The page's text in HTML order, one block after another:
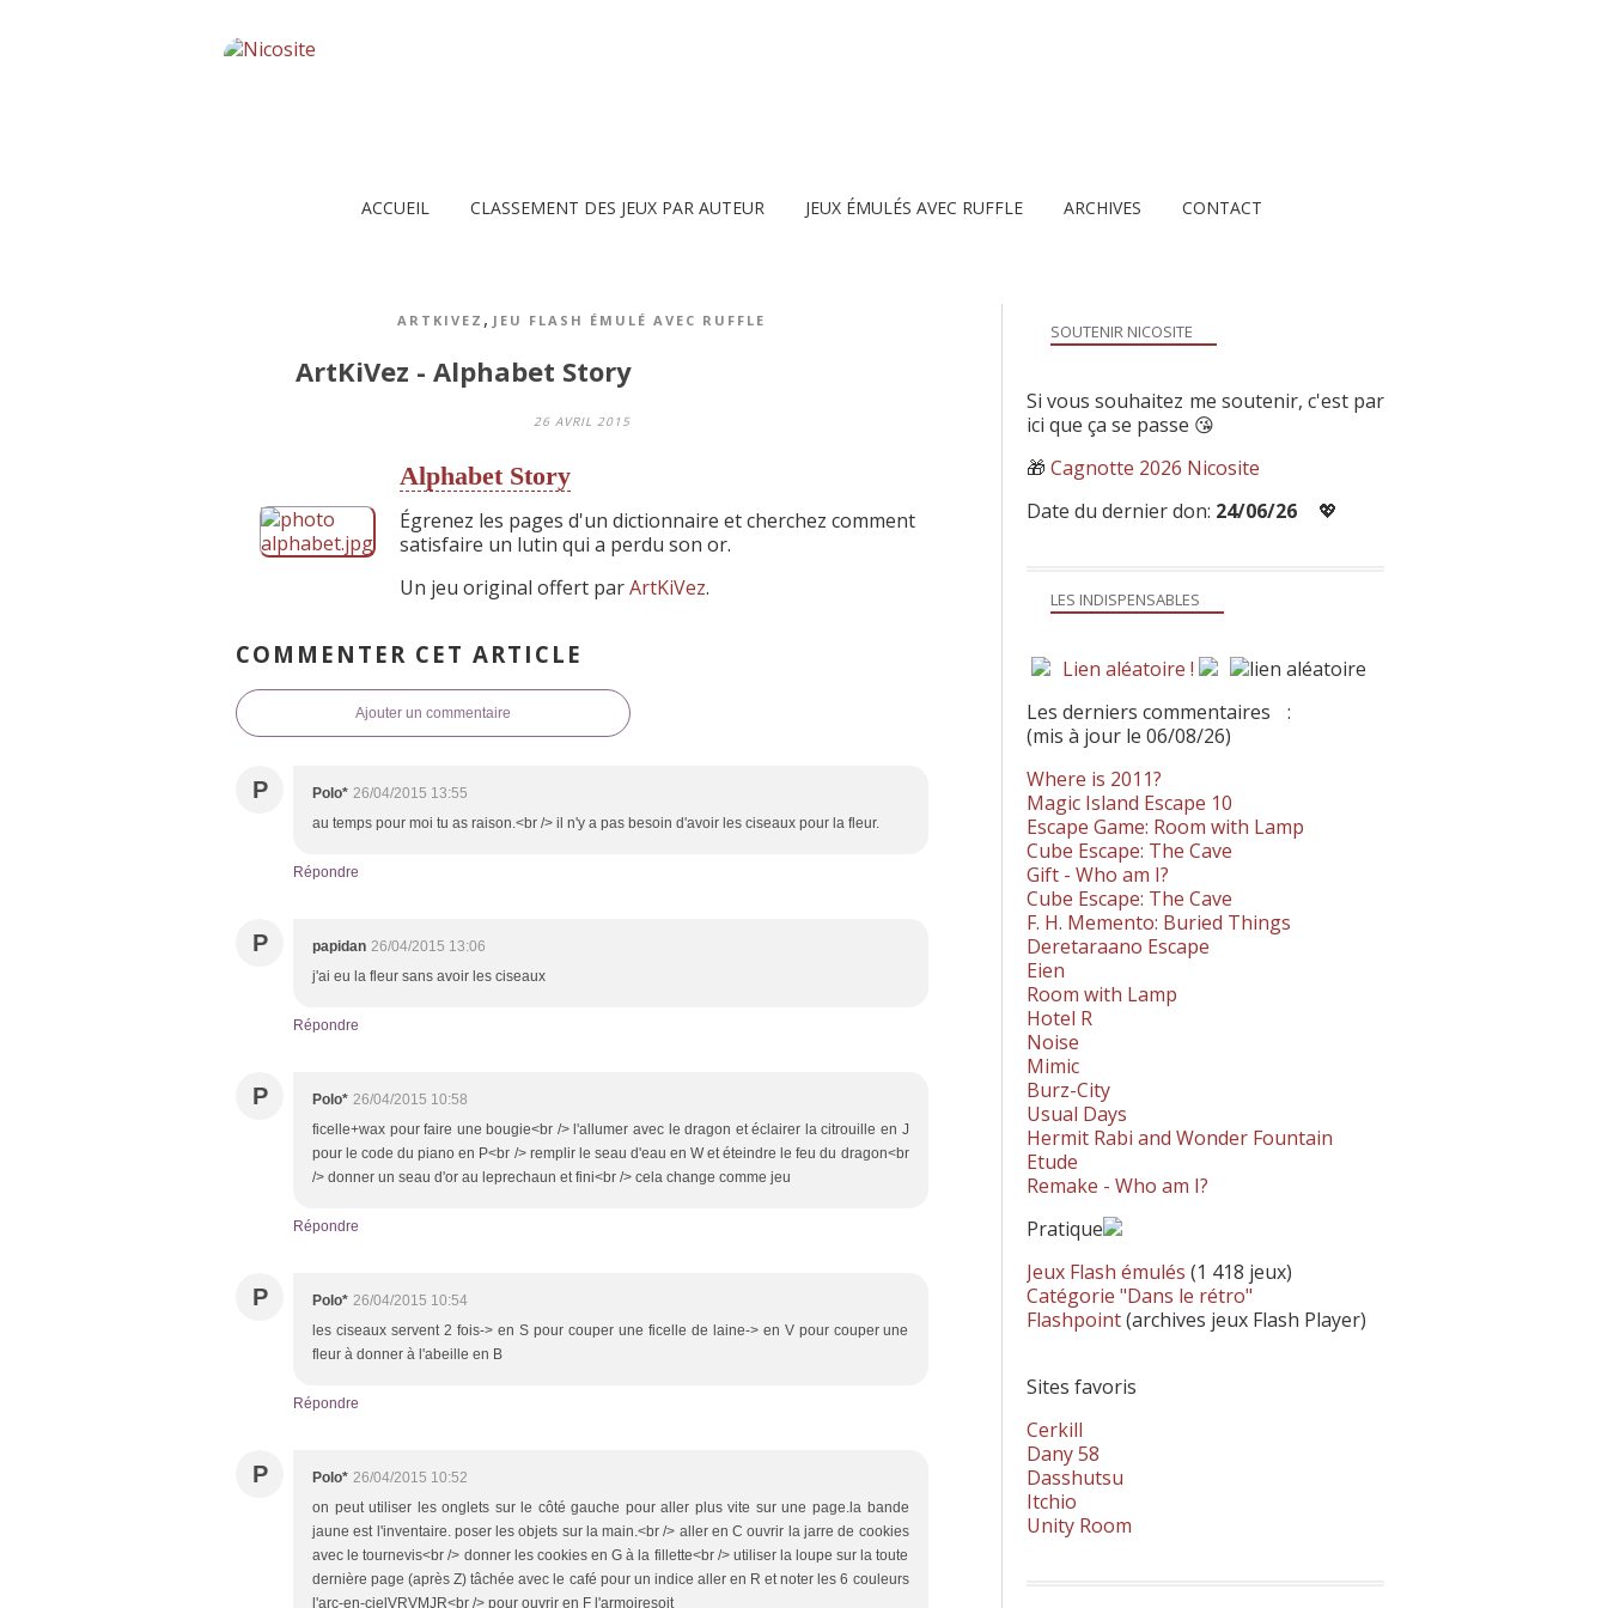
ACCUEIL CLASSEMENT DES JEUX PAR AUTEUR JEUX ÉMULÉS AVEC RUFFLE ARCHIVES CONTACT
ARTKIVEZ , JEU FLASH ÉMULÉ AVEC RUFFLE
ArtKiVez - Alphabet Story
26 AVRIL 2015
Alphabet Story
Égrenez les pages d'un dictionnaire et cherchez comment
satisfaire un lutin qui a perdu son or.
Un jeu original offert parArtKiVez.
COMMENTER CET ARTICLE
Ajouter un commentaire
P Polo* 26/04/2015 13:55
au temps pour moi tu as raison.<br /> il n'y a pas besoin d'avoir les ciseaux pour la fleur.
Répondre
P papidan 26/04/2015 13:06
j'ai eu la fleur sans avoir les ciseaux
Répondre
P Polo* 26/04/2015 10:58
ficelle+wax pour faire une bougie<br /> l'allumer avec le dragon et éclairer la citrouille en J
pour le code du piano en P<br /> remplir le seau d'eau en W et éteindre le feu du dragon<br
/> donner un seau d'or au leprechaun et fini<br /> cela change comme jeu
Répondre
P Polo* 26/04/2015 10:54
les ciseaux servent 2 fois-> en S pour couper une ficelle de laine-> en V pour couper une
fleur à donner à l'abeille en B
Répondre
P Polo* 26/04/2015 10:52
on peut utiliser les onglets sur le côté gauche pour aller plus vite sur une page.la bande
jaune est l'inventaire. poser les objets sur la main.<br /> aller en C ouvrir la jarre de cookies
avec le tournevis<br /> donner les cookies en G à la fillette<br /> utiliser la loupe sur la toute
dernière page (après Z) tâchée avec le café pour un indice aller en R et noter les 6 couleurs
l'arc-en-cielVRVMJR<br /> pour ouvrir en F l'armoiresoit
LES INDISPENSABLES
Lien aléatoire !
Les derniers commentaires
:
(mis à jour le 06/08/26)
Where is 2011?
Magic Island Escape 10
Escape Game: Room with Lamp
Cube Escape: The Cave
Gift - Who am I?
Cube Escape: The Cave
F. H. Memento: Buried Things
Deretaraano Escape
Eien
Room with Lamp
Hotel R
Noise
Mimic
Burz-City
Usual Days
Hermit Rabi and Wonder Fountain
Etude
Remake - Who am I?
Pratique
Jeux Flash émulés (1 418 jeux)
Catégorie "Dans le rétro"
Flashpoint(archives jeux Flash Player)
Sites favoris
Cerkill
Dany 58
Dasshutsu
Itchio
Unity Room
SOUTENIR NICOSITE
Si vous souhaitez me soutenir, c'est par
ici que ça se passe 😘
🎁 Cagnotte 2026 Nicosite
Date du dernier don: 24/06/26 💖